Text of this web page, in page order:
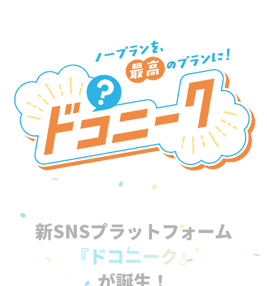
新SNSプラットフォーム
『ドコニーク』
が誕生！